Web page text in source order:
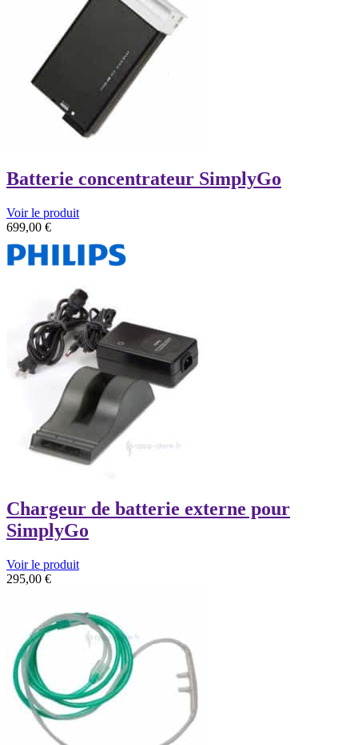
Batterie concentrateur SimplyGo
Voir le produit
699,00 €
Chargeur de batterie externe pour
SimplyGo
Voir le produit
295,00 €